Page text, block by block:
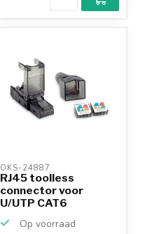
OKS-24887
RJ45 toolless
connector voor
U/UTP CAT6
Op voorraad